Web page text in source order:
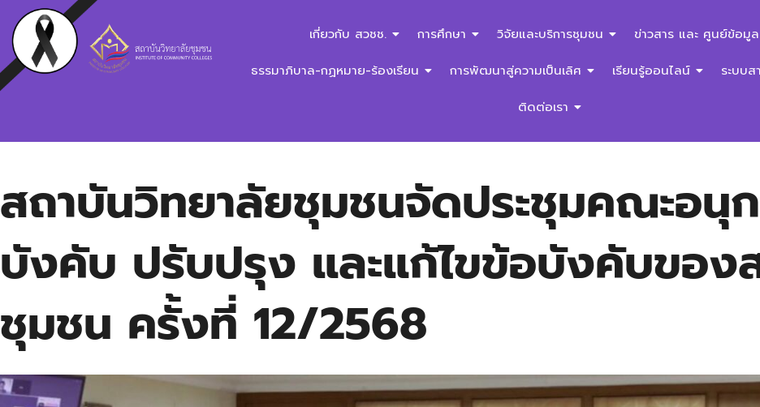
เกี่ยวกับ สวชช. การศึกษา วิจัยและบริการชุมชน ข่าวสาร และ ศูนย์ข้อมูล
ธรรมาภิบาล-กฏหมาย-ร้องเรียน การพัฒนาสู่ความเป็นเลิศ เรียนรู้ออนไลน์ ระบบ
ติดต่อเรา
สถาบันวิทยาลัยชุมชนจัดประชุมคณะอนุ
บังคับ ปรับปรุง และแก้ไขข้อบังคับของ
ชุมชน ครั้งที่ 12/2568